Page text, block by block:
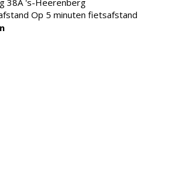
38A 's-Heerenberg
Op 5 minuten fietsafstand